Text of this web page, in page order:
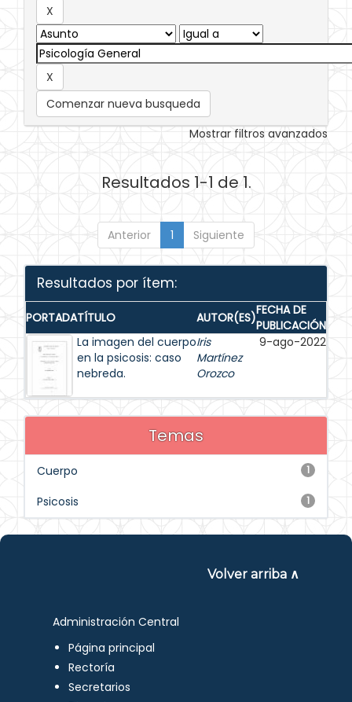
Comenzar nueva busqueda
Mostrar filtros avanzados
Resultados 1-1 de 1.
Anterior 1 Siguiente
Resultados por ítem:
PORTADATÍTULO AUTOR(ES)FECHA DE
PUBLICACIÓN
La imagen del cuerpo
en la psicosis: caso
nebreda.
Iris
Martínez
Orozco
9-ago-2022
Temas
1
Cuerpo
1
Psicosis
Volver arriba ∧
Administración Central
Página principal
Rectoría
Secretarios